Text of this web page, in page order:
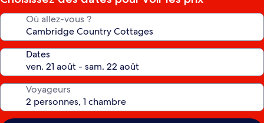
Où allez-vous ?
Dates
Voyageurs